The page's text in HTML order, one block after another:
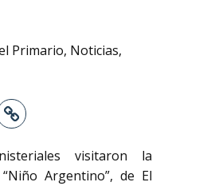
Primario, Noticias,
visitaron la
Argentino”, de El